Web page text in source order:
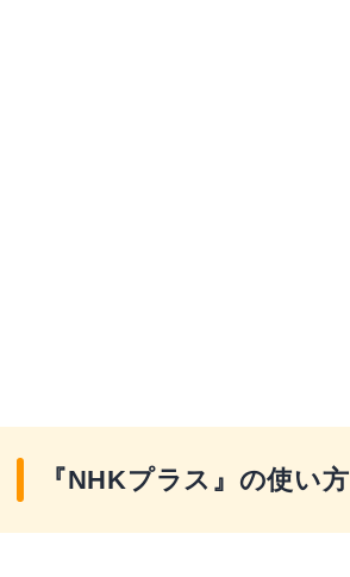
『NHKプラス』の使い方